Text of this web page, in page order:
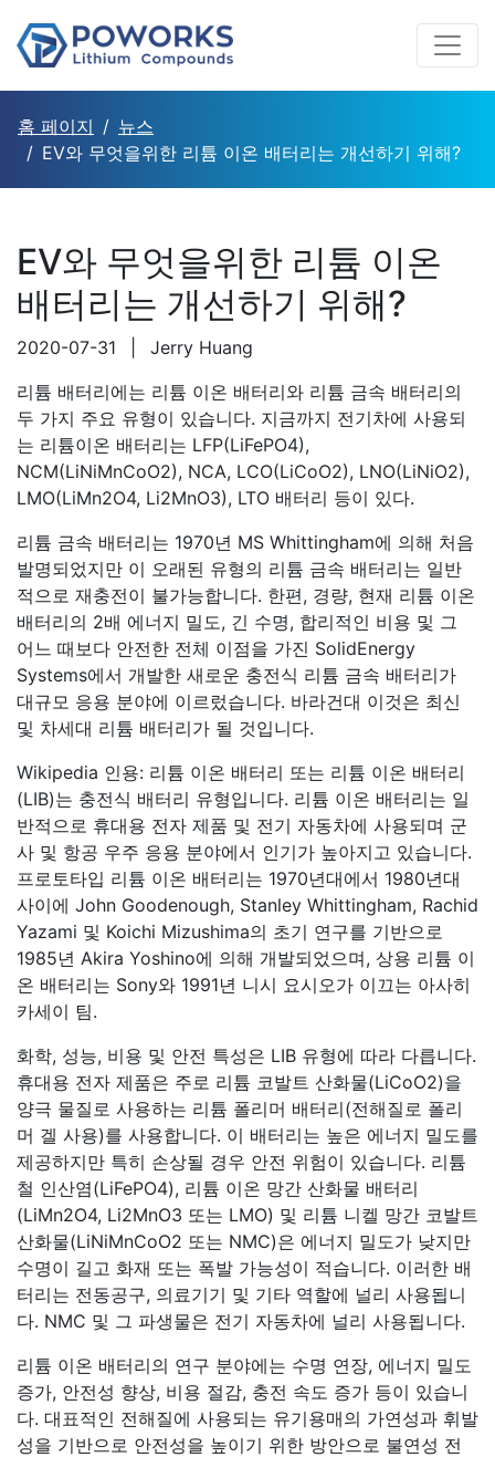
홈 페이지
뉴스
EV와 무엇을위한 리튬 이온 배터리는 개선하기 위해?
EV와 무엇을위한 리튬 이온
배터리는 개선하기 위해?
2020-07-31
Jerry Huang
리튬 배터리에는 리튬 이온 배터리와 리튬 금속 배터리의
두 가지 주요 유형이 있습니다. 지금까지 전기차에 사용되
는 리튬이온 배터리는 LFP(LiFePO4),
NCM(LiNiMnCoO2), NCA, LCO(LiCoO2), LNO(LiNiO2),
LMO(LiMn2O4, Li2MnO3), LTO 배터리 등이 있다.
리튬 금속 배터리는 1970년 MS Whittingham에 의해 처음
발명되었지만 이 오래된 유형의 리튬 금속 배터리는 일반
적으로 재충전이 불가능합니다. 한편, 경량, 현재 리튬 이온
배터리의 2배 에너지 밀도, 긴 수명, 합리적인 비용 및 그
어느 때보다 안전한 전체 이점을 가진 SolidEnergy
Systems에서 개발한 새로운 충전식 리튬 금속 배터리가
대규모 응용 분야에 이르렀습니다. 바라건대 이것은 최신
및 차세대 리튬 배터리가 될 것입니다.
Wikipedia 인용: 리튬 이온 배터리 또는 리튬 이온 배터리
(LIB)는 충전식 배터리 유형입니다. 리튬 이온 배터리는 일
반적으로 휴대용 전자 제품 및 전기 자동차에 사용되며 군
사 및 항공 우주 응용 분야에서 인기가 높아지고 있습니다.
프로토타입 리튬 이온 배터리는 1970년대에서 1980년대
사이에 John Goodenough, Stanley Whittingham, Rachid
Yazami 및 Koichi Mizushima의 초기 연구를 기반으로
1985년 Akira Yoshino에 의해 개발되었으며, 상용 리튬 이
온 배터리는 Sony와 1991년 니시 요시오가 이끄는 아사히
카세이 팀.
화학, 성능, 비용 및 안전 특성은 LIB 유형에 따라 다릅니다.
휴대용 전자 제품은 주로 리튬 코발트 산화물(LiCoO2)을
양극 물질로 사용하는 리튬 폴리머 배터리(전해질로 폴리
머 겔 사용)를 사용합니다. 이 배터리는 높은 에너지 밀도를
제공하지만 특히 손상될 경우 안전 위험이 있습니다. 리튬
철 인산염(LiFePO4), 리튬 이온 망간 산화물 배터리
(LiMn2O4, Li2MnO3 또는 LMO) 및 리튬 니켈 망간 코발트
산화물(LiNiMnCoO2 또는 NMC)은 에너지 밀도가 낮지만
수명이 길고 화재 또는 폭발 가능성이 적습니다. 이러한 배
터리는 전동공구, 의료기기 및 기타 역할에 널리 사용됩니
다. NMC 및 그 파생물은 전기 자동차에 널리 사용됩니다.
리튬 이온 배터리의 연구 분야에는 수명 연장, 에너지 밀도
증가, 안전성 향상, 비용 절감, 충전 속도 증가 등이 있습니
다. 대표적인 전해질에 사용되는 유기용매의 가연성과 휘발
성을 기반으로 안전성을 높이기 위한 방안으로 불연성 전